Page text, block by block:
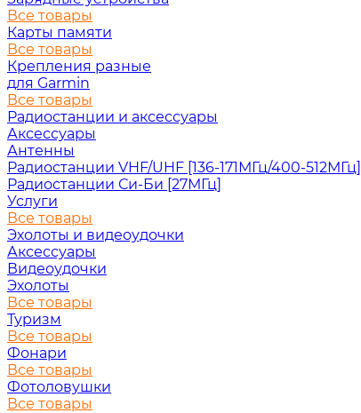
Все товары
Карты памяти
Все товары
Крепления разные
для Garmin
Все товары
Радиостанции и аксессуары
Аксессуары
Антенны
Радиостанции VHF/UHF [136-171МГц/400-512МГц]
Радиостанции Си-Би [27МГц]
Услуги
Все товары
Эхолоты и видеоудочки
Аксессуары
Видеоудочки
Эхолоты
Все товары
Туризм
Все товары
Фонари
Все товары
Фотоловушки
Все товары